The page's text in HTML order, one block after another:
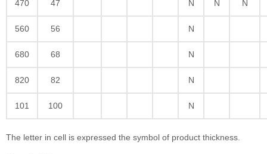
470 47 N N N
560 56 N
680 68 N
820 82 N
101 100 N
The letter in cell is expressed the symbol of product thickness.